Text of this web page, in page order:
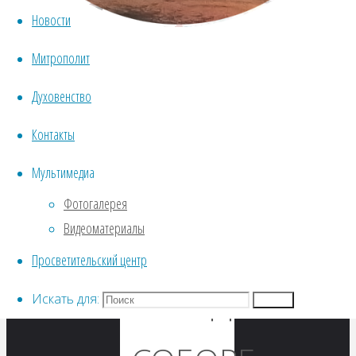
Новости
Митрополит
Духовенство
Контакты
Мультимедиа
Фотогалерея
Видеоматериалы
Просветительский центр
Искать для:
ВЕЛИКОГО